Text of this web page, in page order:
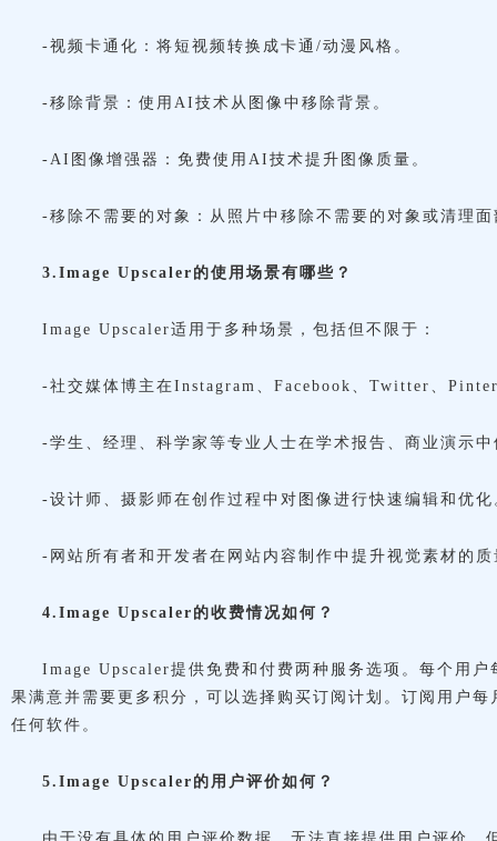
-视频卡通化：将短视频转换成卡通/动漫风格。
-移除背景：使用AI技术从图像中移除背景。
-AI图像增强器：免费使用AI技术提升图像质量。
-移除不需要的对象：从照片中移除不需要的对象或清理面
3.Image Upscaler的使用场景有哪些？
Image Upscaler适用于多种场景，包括但不限于：
-社交媒体博主在Instagram、Facebook、Twitter、
-学生、经理、科学家等专业人士在学术报告、商业演示
-设计师、摄影师在创作过程中对图像进行快速编辑和优化
-网站所有者和开发者在网站内容制作中提升视觉素材的质
4.Image Upscaler的收费情况如何？
Image Upscaler提供免费和付费两种服务选项。每个用
果满意并需要更多积分，可以选择购买订阅计划。订阅用户
任何软件。
5.Image Upscaler的用户评价如何？